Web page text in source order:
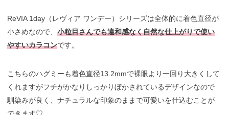
ReVIA 1day（レヴィア ワンデー）シリーズは全体的に着色直径が
小さめなので、小粒目さんでも違和感なく自然な仕上がりで使い
やすいカラコンです。
こちらのハグミーも着色直径13.2mmで裸眼より一回り大きくして
くれますがフチがかなりしっかりぼかされているデザインなので
馴染みが良く、ナチュラルな印象のままで可愛いを仕込むことが